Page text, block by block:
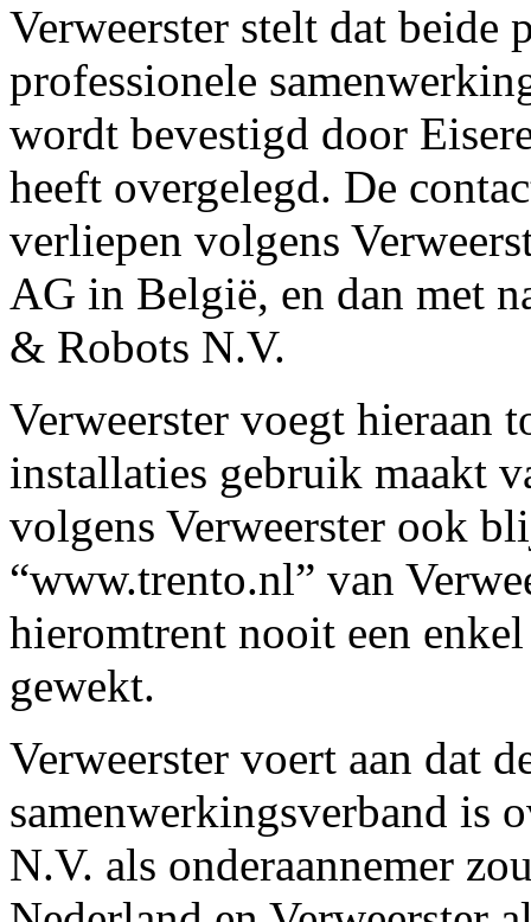
Verweerster stelt dat
professionele
wordt bevestigd door
heeft overgelegd. De
verliepen volgens
AG in België, en dan met
& Robots N.V.
Verweerster voegt hieraan
installaties gebruik maakt
volgens Verweerster ook
“www.trento.nl” van
hieromtrent nooit een
gewekt.
Verweerster voert aan dat
samenwerkingsverband is
N.V. als onderaannemer